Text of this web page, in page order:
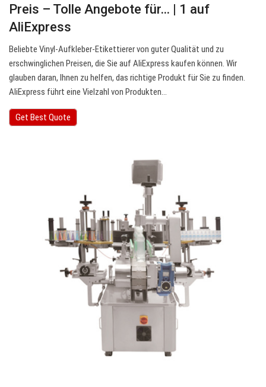
Preis – Tolle Angebote für… | 1 auf
AliExpress
Beliebte Vinyl-Aufkleber-Etikettierer von guter Qualität und zu
erschwinglichen Preisen, die Sie auf AliExpress kaufen können. Wir
glauben daran, Ihnen zu helfen, das richtige Produkt für Sie zu finden.
AliExpress führt eine Vielzahl von Produkten…
Get Best Quote